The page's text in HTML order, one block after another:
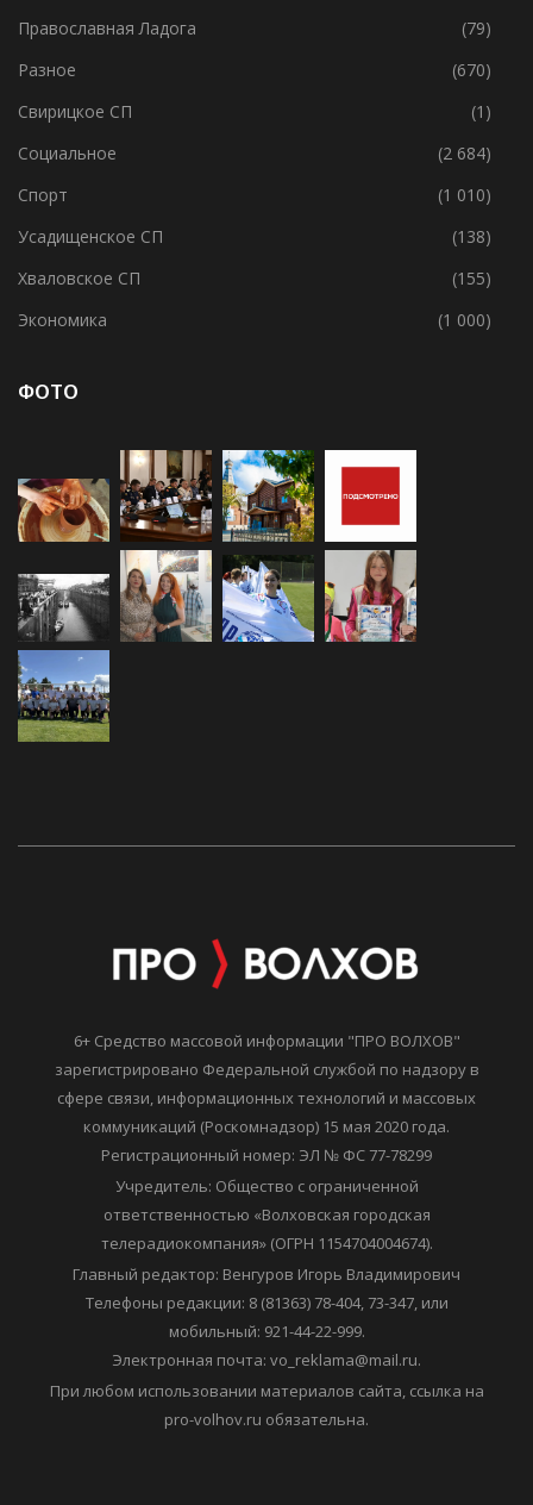
Православная Ладога
(79)
Разное
(670)
Свирицкое СП
(1)
Социальное
(2 684)
Спорт
(1 010)
Усадищенское СП
(138)
Хваловское СП
(155)
Экономика
(1 000)
ФОТО
6+ Средство массовой информации "ПРО ВОЛХОВ"
зарегистрировано Федеральной службой по надзору в
сфере связи, информационных технологий и массовых
коммуникаций (Роскомнадзор) 15 мая 2020 года.
Регистрационный номер: ЭЛ № ФС 77-78299
Учредитель: Общество с ограниченной
ответственностью «Волховская городская
телерадиокомпания» (ОГРН 1154704004674).
Главный редактор: Венгуров Игорь Владимирович
Телефоны редакции: 8 (81363) 78-404, 73-347, или
мобильный: 921-44-22-999.
Электронная почта: vo_reklama@mail.ru.
При любом использовании материалов сайта, ссылка на
pro-volhov.ru обязательна.